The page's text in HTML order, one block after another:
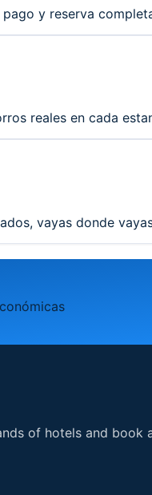
y reserva
reales en cada
vayas donde
of hotels and book